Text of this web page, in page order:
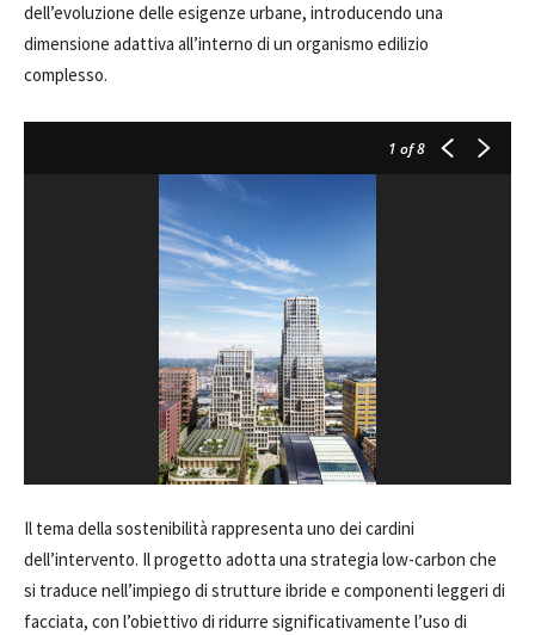
dell’evoluzione delle esigenze urbane, introducendo una
dimensione adattiva all’interno di un organismo edilizio
complesso.
1 of 8
Il tema della sostenibilità rappresenta uno dei cardini
dell’intervento. Il progetto adotta una strategia low-carbon che
si traduce nell’impiego di strutture ibride e componenti leggeri di
facciata, con l’obiettivo di ridurre significativamente l’uso di